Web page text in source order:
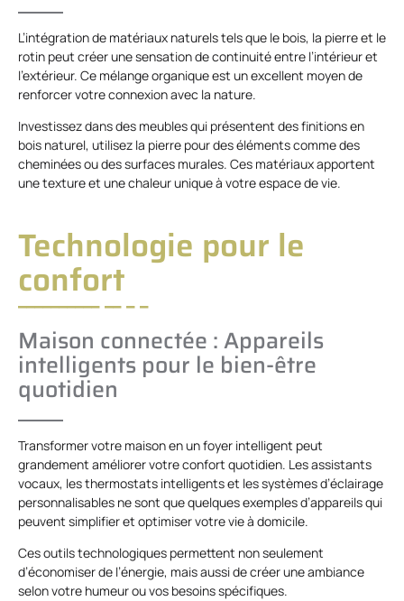
L’intégration de matériaux naturels tels que le bois, la pierre et le
rotin peut créer une sensation de continuité entre l’intérieur et
l’extérieur. Ce mélange organique est un excellent moyen de
renforcer votre connexion avec la nature.
Investissez dans des meubles qui présentent des finitions en
bois naturel, utilisez la pierre pour des éléments comme des
cheminées ou des surfaces murales. Ces matériaux apportent
une texture et une chaleur unique à votre espace de vie.
Technologie pour le
confort
Maison connectée : Appareils
intelligents pour le bien-être
quotidien
Transformer votre maison en un foyer intelligent peut
grandement améliorer votre confort quotidien. Les assistants
vocaux, les thermostats intelligents et les systèmes d’éclairage
personnalisables ne sont que quelques exemples d’appareils qui
peuvent simplifier et optimiser votre vie à domicile.
Ces outils technologiques permettent non seulement
d’économiser de l’énergie, mais aussi de créer une ambiance
selon votre humeur ou vos besoins spécifiques.